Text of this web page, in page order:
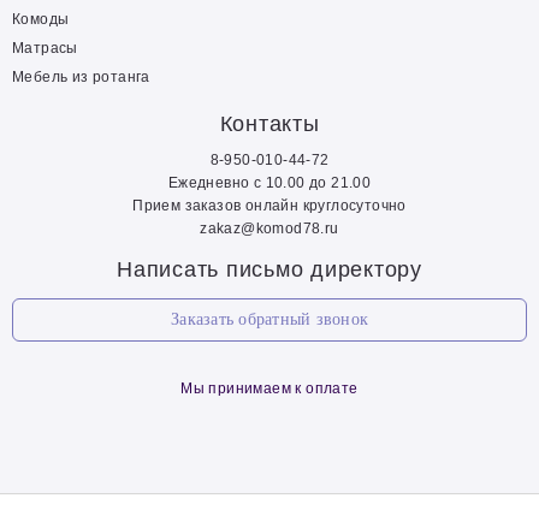
Комоды
Матрасы
Мебель из ротанга
Контакты
8-950-010-44-72
Ежедневно с 10.00 до 21.00
Прием заказов онлайн круглосуточно
zakaz@komod78.ru
Написать письмо директору
Заказать обратный звонок
Мы принимаем к оплате